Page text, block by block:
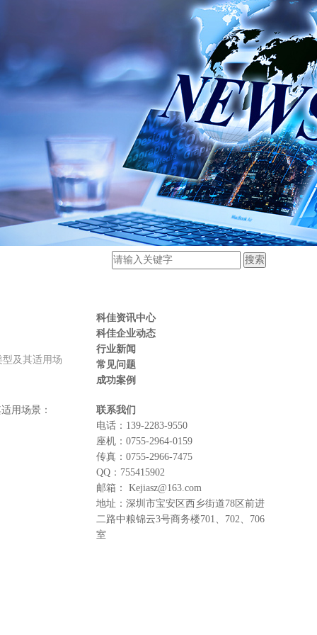
及其适用场
用场景：
科佳资讯中心
科佳企业动态
行业新闻
常见问题
成功案例
联系我们
电话： 139-2283-9550
座机： 0755-2964-0159
传真： 0755-2966-7475
QQ： 755415902
邮箱：
Kejiasz@163.com
地址： 深圳市宝安区西乡街道78区前进
二路中粮锦云3号商务楼701、702、706
室